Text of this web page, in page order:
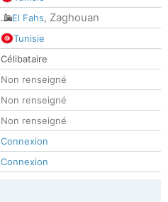
El Fahs, Zaghouan
Tunisie
Célibataire
Non renseigné
Non renseigné
Non renseigné
Connexion
Connexion